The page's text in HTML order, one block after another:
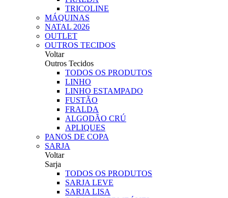
TRICOLINE
MÁQUINAS
NATAL 2026
OUTLET
OUTROS TECIDOS
Voltar
Outros Tecidos
TODOS OS PRODUTOS
LINHO
LINHO ESTAMPADO
FUSTÃO
FRALDA
ALGODÃO CRÚ
APLIQUES
PANOS DE COPA
SARJA
Voltar
Sarja
TODOS OS PRODUTOS
SARJA LEVE
SARJA LISA